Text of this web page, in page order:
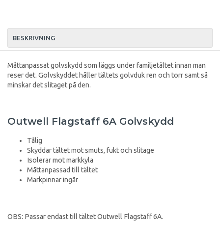
BESKRIVNING
Måttanpassat golvskydd som läggs under familjetältet innan man
reser det. Golvskyddet håller tältets golvduk ren och torr samt så
minskar det slitaget på den.
Outwell Flagstaff 6A Golvskydd
Tålig
Skyddar tältet mot smuts, fukt och slitage
Isolerar mot markkyla
Måttanpassad till tältet
Markpinnar ingår
OBS: Passar endast till tältet Outwell Flagstaff 6A.